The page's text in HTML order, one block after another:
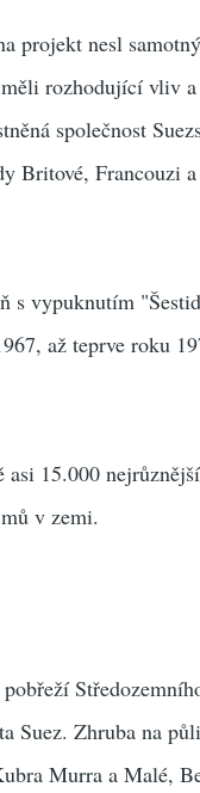
projekt nesl
rozhodující vliv
společnost
Britové,
s vypuknutím
až teprve roku
asi 15.000
v zemi.
Suez. Zhruba na
Murra a Malé,